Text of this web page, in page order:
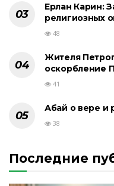
Ерлан Карин:
религиозных
48
Жителя
оскорбление
41
Абай о вере и
38
Последние